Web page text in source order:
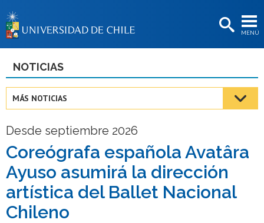
MENÚ
BIBLIOTECAS
Estudiantes
Académicas/os
Funcionarias/os
Egresadas/os
NOTICIAS
MÁS NOTICIAS
Desde septiembre 2026
Coreógrafa española Avatâra
Ayuso asumirá la dirección
artística del Ballet Nacional
Chileno